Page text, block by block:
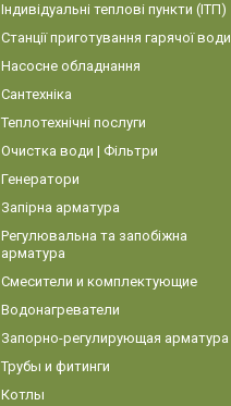
Індивідуальні теплові пункти (ІТП)
Станції приготування гарячої води
Насосне обладнання
Сантехніка
Теплотехнічні послуги
Очистка води | Фільтри
Генератори
Запірна арматура
Регулювальна та запобіжна
арматура
Смесители и комплектующие
Водонагреватели
Запорно-регулирующая арматура
Трубы и фитинги
Котлы